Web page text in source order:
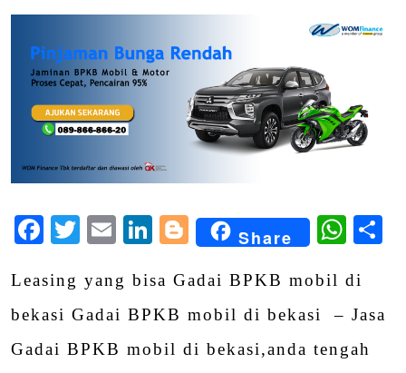
Facebook
Twitter
EmailLinkedIn
Blogger
Share
Leasing yang bisa Gadai BPKB mobil di
bekasi Gadai BPKB mobil di bekasi – Jasa
Gadai BPKB mobil di bekasi,anda tengah